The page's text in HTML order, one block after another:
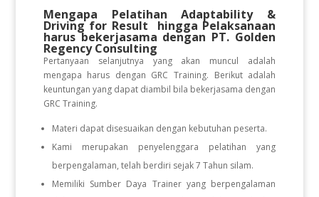
Mengapa PelatihanAdaptability &
Driving for Result hingga Pelaksanaan
harus bekerjasama dengan PT. Golden
Regency Consulting
Pertanyaan selanjutnya yang akan muncul adalah
mengapa harus dengan GRC Training. Berikut adalah
keuntungan yang dapat diambil bila bekerjasama dengan
GRC Training.
Materi dapat disesuaikan dengan kebutuhan peserta.
Kami merupakan penyelenggara pelatihan yang
berpengalaman, telah berdiri sejak 7 Tahun silam.
Memiliki Sumber Daya Trainer yang berpengalaman